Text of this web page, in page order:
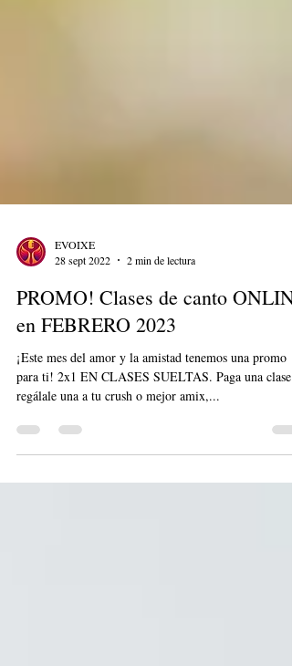
28 sept 2022
2 min de lectura
PROMO! Clases de canto
en FEBRERO 2023
¡Este mes del amor y la amistad tenemos una promo
para ti! 2x1 EN CLASES SUELTAS. Paga una clase y
regálale una a tu crush o mejor amix,...